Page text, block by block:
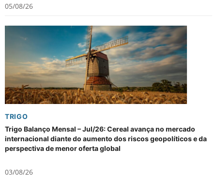
05/08/26
TRIGO
Trigo Balanço Mensal – Jul/26: Cereal avança no mercado
internacional diante do aumento dos riscos geopolíticos e da
perspectiva de menor oferta global
03/08/26